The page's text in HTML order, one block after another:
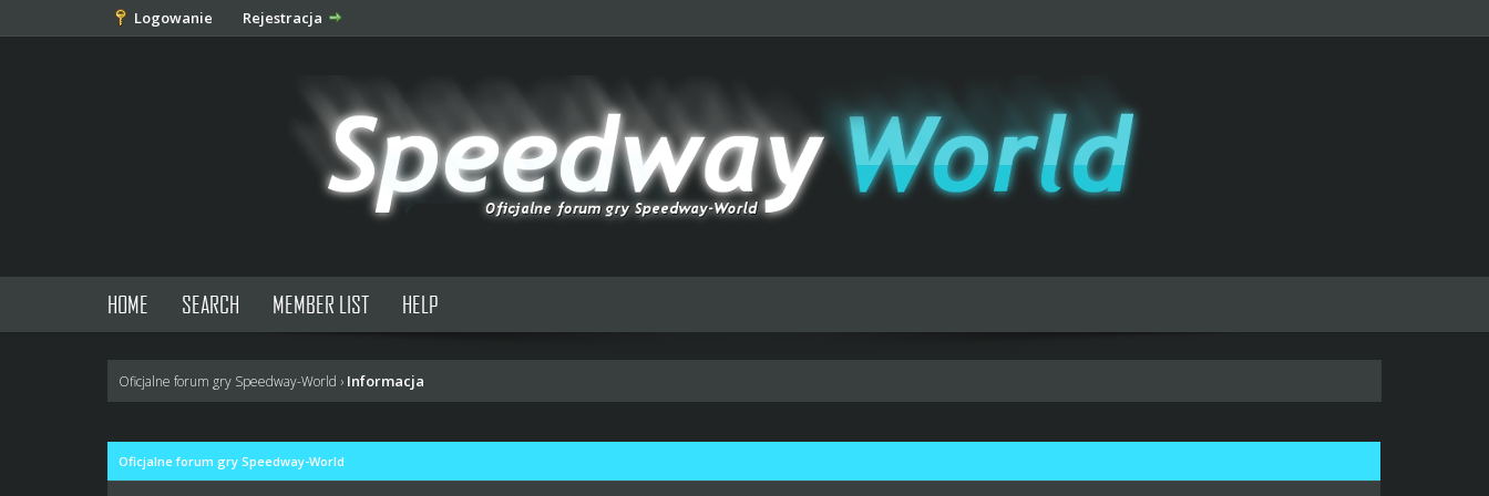
Logowanie Rejestracja
HOME SEARCH MEMBER LIST HELP
Oficjalne forum gry Speedway-World › Informacja
Oficjalne forum gry Speedway-World